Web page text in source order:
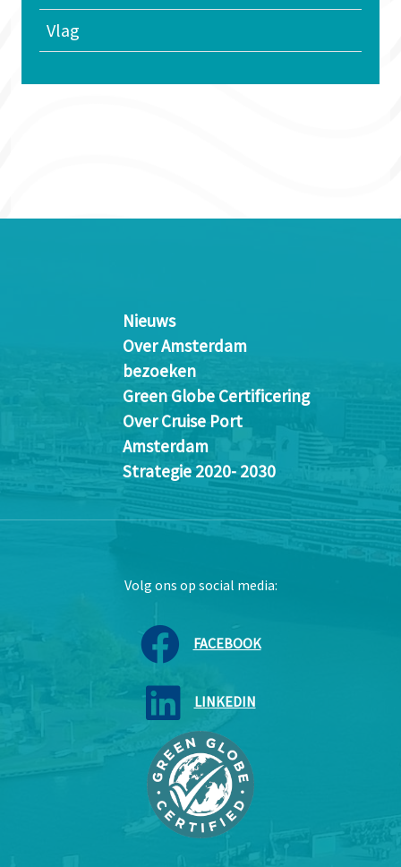
Vlag
Nieuws
Over Amsterdam
bezoeken
Green Globe Certificering
Over Cruise Port
Amsterdam
Strategie 2020- 2030
Volg ons op social media:
FACEBOOK
LINKEDIN